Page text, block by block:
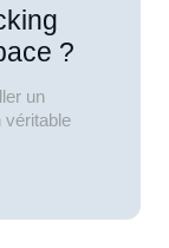
?
un
véritable